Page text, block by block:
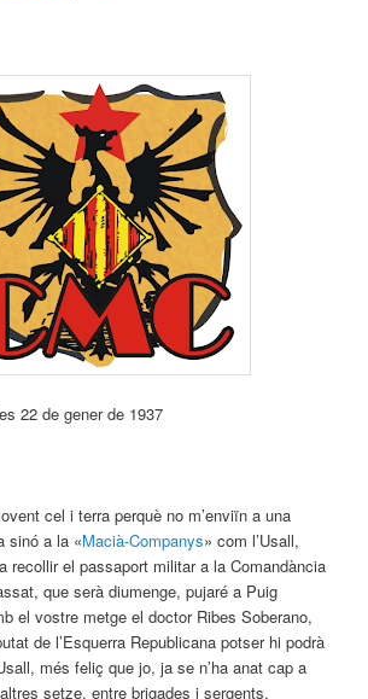
22 de gener de 1937
cel i terra perquè no m’enviïn a una
sinó a la «Macià-Companys» com l’Usall,
recollir el passaport militar a la Comandància
que serà diumenge, pujaré a Puig
el vostre metge el doctor Ribes Soberano,
de l’Esquerra Republicana potser hi podrà
més feliç que jo, ja se n’ha anat cap a
setze, entre brigades i sergents.